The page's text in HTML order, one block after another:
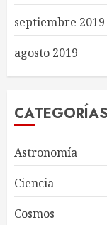
septiembre 2019
agosto 2019
CATEGORÍAS
Astronomía
Ciencia
Cosmos